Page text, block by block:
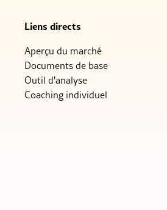
Liens directs
Aperçu du marché
Documents de base
Outil d'analyse
Coaching individuel